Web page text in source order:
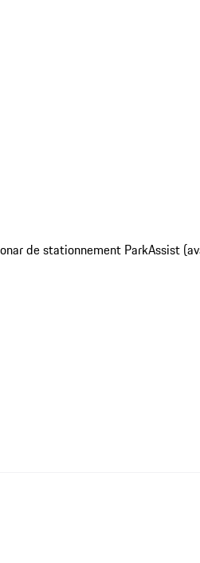
de stationnement ParkAssist